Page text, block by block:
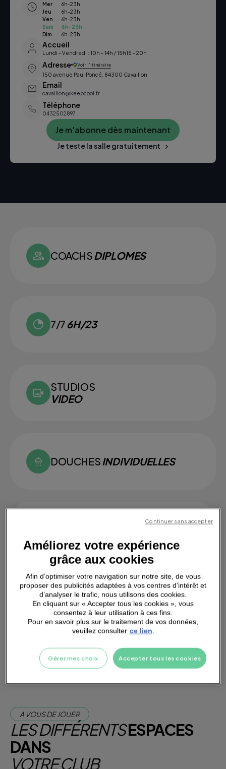
Mer
6h-23h
Jeu
6h-23h
Ven
6h-23h
Sam
6h-23h
Dim
6h-23h
Accueil
Lundi - Vendredi : 10h - 14h / 15h15 - 20h
Adresse Voir l’itinéraire
150 avenue Paul Poncé, 84300 Cavaillon
Email
cavaillon@keepcool.fr
Téléphone
0432502897
Je m'abonne dès maintenant
Je teste la salle gratuitement
COACHSDIPLOMES
7/7 6H/23
STUDIOS
VIDEO
DOUCHESINDIVIDUELLES
PARKINGA PROXIMITÉ
Je m'abonne dès maintenant
Je teste la salle
A VOUS DE JOUER
LES DIFFÉRENTSESPACES
DANS
VOTRE CLUB
Améliorez votre expérience
grâce aux cookies
Afin d’optimiser votre navigation sur notre site, de vous
proposer des publicités adaptées à vos centres d’intérêt et
d’analyser le trafic, nous utilisons des cookies.
En cliquant sur « Accepter tous les cookies », vous
consentez à leur utilisation à ces fins.
Pour en savoir plus sur le traitement de vos données,
veuillez consulter ce lien.
Accepter tous les cookies
Gérer mes choix
Continuer sans accepter